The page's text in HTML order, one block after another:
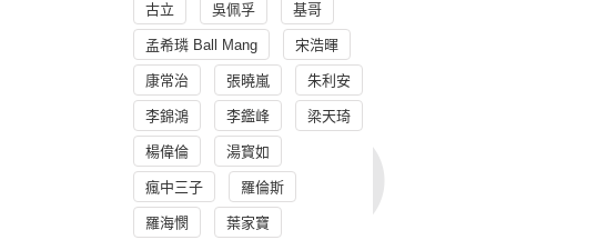
古立 吳佩孚 基哥
孟希璘 Ball Mang 宋浩暉
康常治 張曉嵐 朱利安
李錦鴻 李鑑峰 梁天琦
楊偉倫 湯寳如
瘋中三子 羅倫斯
羅海憫 葉家寶